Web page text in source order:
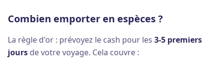
Combien emporter en espèces ?
La règle d'or : prévoyez le cash pour les 3-5 premiers
jours de votre voyage. Cela couvre :